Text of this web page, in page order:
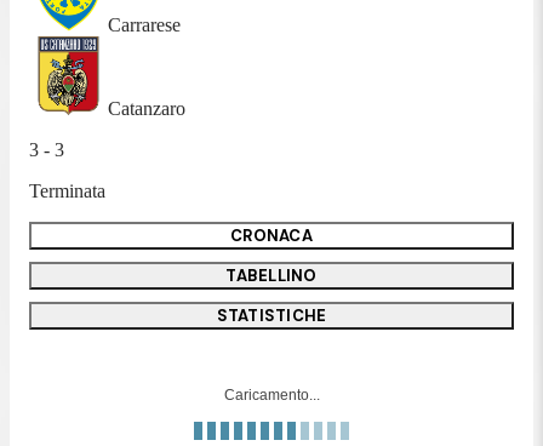
Carrarese
Catanzaro
3 - 3
Terminata
CRONACA
TABELLINO
STATISTICHE
Caricamento...